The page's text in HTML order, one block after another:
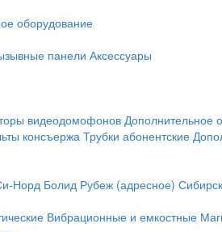
оборудование
панели Аксессуары
видеодомофонов Дополнительное
консъержа Трубки абонентские
Норд Болид Рубеж (адресное)
Вибрационные и емкостные